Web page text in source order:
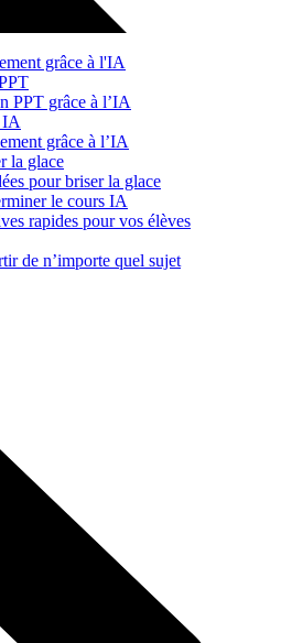
grâce à l'IA
PPT grâce à l’IA
IA
grâce à l’IA
la glace
pour briser la glace
le cours IA
rapides pour vos élèves
de n’importe quel sujet